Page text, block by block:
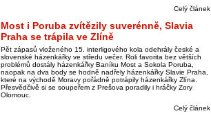
Celý článek
Most i Poruba zvítězily suverénně, Slavia
Praha se trápila ve Zlíně
Pět zápasů vloženého 15. interligového kola odehrály české a
slovenské házenkářky ve středu večer. Roli favorita bez větších
problémů dostály házenkářky Baníku Most a Sokola Poruba,
naopak na dva body se hodně nadřely házenkářky Slavie Praha,
které na východě Moravy pořádně potrápily házenkářky Zlína.
Přesvědčivě si se soupeřem z Prešova poradily i hráčky Zory
Olomouc.
Celý článek